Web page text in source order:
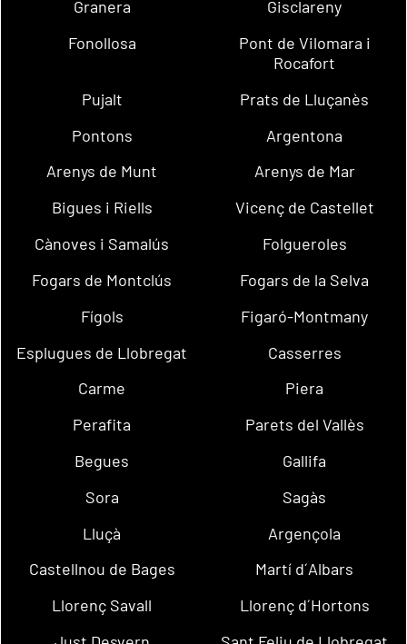
Granera
Gisclareny
Fonollosa
Pont de Vilomara i
Rocafort
Pujalt
Prats de Lluçanès
Pontons
Argentona
Arenys de Munt
Arenys de Mar
Bigues i Riells
Vicenç de Castellet
Cànoves i Samalús
Folgueroles
Fogars de Montclús
Fogars de la Selva
Fígols
Figaró-Montmany
Esplugues de Llobregat
Casserres
Carme
Piera
Perafita
Parets del Vallès
Begues
Gallifa
Sora
Sagàs
Lluçà
Argençola
Castellnou de Bages
Martí d´Albars
Llorenç Savall
Llorenç d´Hortons